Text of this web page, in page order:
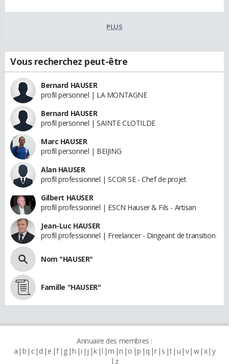
PLUS
Vous recherchez peut-être
Bernard HAUSER
profil personnel | LA MONTAGNE
Bernard HAUSER
profil personnel | SAINTE CLOTILDE
Marc HAUSER
profil personnel | BEIJING
Alan HAUSER
profil professionnel | SCOR SE - Chef de projet
Gilbert HAUSER
profil professionnel | ESCN Hauser & Fils - Artisan
Jean-Luc HAUSER
profil professionnel | Freelancer - Dirigeant de transition
Nom "HAUSER"
Famille "HAUSER"
Annuaire des membres :
a b c d e f g h i j k l m n o p q r s t u v w x y
z